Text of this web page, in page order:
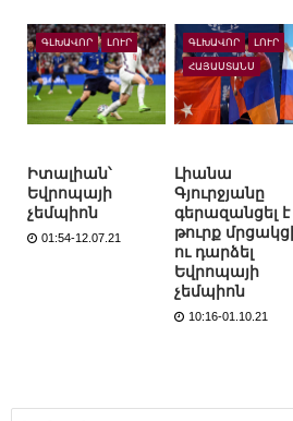
ԳԼԽԱՎՈՐ ԼՈՒՐ
Իտալիան՝
Եվրոպայի
չեմպիոն
01:54-12.07.21
ԳԼԽԱՎՈՐ ԼՈՒՐ
ՀԱՅԱՍՏԱՆՍ
Լիանա
Գյուրջյանը
գերազանցել է
թուրք
ու դարձել
Եվրոպայի
չեմպիոն
10:16-01.10.21